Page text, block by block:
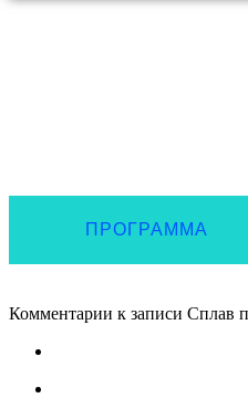
ПРОГРАММА
Комментарии к записи Сплав